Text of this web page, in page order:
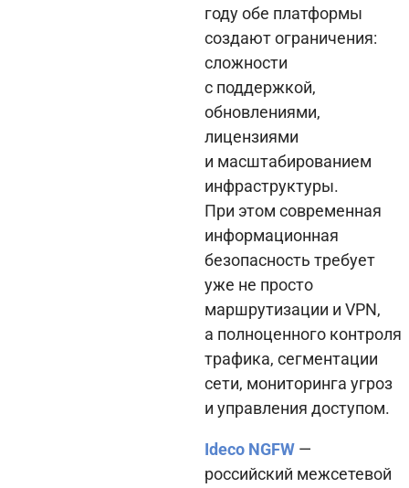
году обе платформы
создают ограничения:
сложности
с поддержкой,
обновлениями,
лицензиями
и масштабированием
инфраструктуры.
При этом современная
информационная
безопасность требует
уже не просто
маршрутизации и VPN,
а полноценного контроля
трафика, сегментации
сети, мониторинга угроз
и управления доступом.
Ideco NGFW —
российский межсетевой